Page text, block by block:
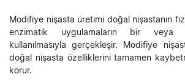
Modifiye nişasta üretimi doğal nişastanın
enzimatik uygulamaların bir veya
kullanılmasıyla gerçekleşir. Modifiye
doğal nişasta özelliklerini tamamen
korur.